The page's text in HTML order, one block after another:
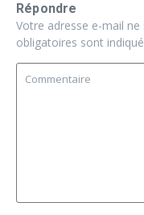
Répondre
Votre adresse e-mail ne
obligatoires sont